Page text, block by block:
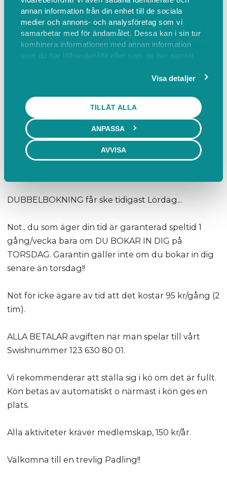
annan information från din enhet till de sociala
medier och annons- och analysföretag som vi
samarbetar med för ändamålet. Dessa kan i sin tur
kombinera informationen med annan information
som du har tillhandahållit eller som de har samlat
Visa detaljer
TILLÅT ALLA
ANPASSA
AVVISA
Spelschema upprättas för varje grupp och vi
kommer vara 4-5 spelare per bana, alt 8-10 om vi
spelar över två banor. Allt beror på hur
aktiviteter kommande vecka.
Du kan boka/avboka dig senast kl. 20:00 dagen
innan. Vid akut förhinder meddela oss via SMS.
DUBBELBOKNING får ske tidigast Lördag...
Not.. du som äger din tid är garanterad speltid 1
gång/vecka bara om DU BOKAR IN DIG på
TORSDAG. Garantin gäller inte om du bokar in dig
senare än torsdag!!
Not för icke ägare av tid att det kostar 95 kr/gång (2
tim).
ALLA BETALAR avgiften när man spelar till vårt
Swishnummer 123 630 80 01.
Vi rekommenderar att ställa sig i kö om det är fullt.
Kön betas av automatiskt o närmast i kön ges en
plats.
Alla aktiviteter kräver medlemskap, 150 kr/år.
Välkomna till en trevlig Padling!!